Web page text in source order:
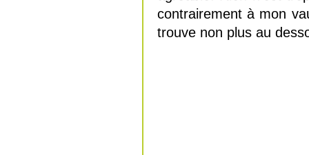
contrairement à mon
trouve non plus au